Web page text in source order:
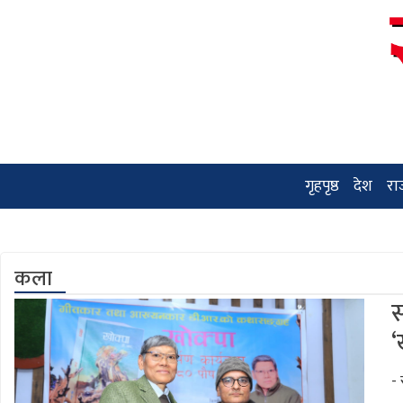
गृहपृष्ठ देश
कला
-